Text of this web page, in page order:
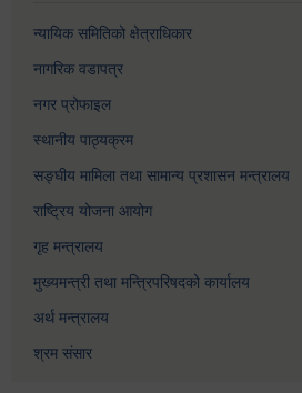
न्यायिक समितिको क्षेत्राधिकार
नागरिक वडापत्र
नगर प्रोफाइल
स्थानीय पाठ्यक्रम
सङ्घीय मामिला तथा सामान्य प्रशासन मन्त्रालय
राष्ट्रिय योजना आयोग
गृह मन्त्रालय
मुख्यमन्त्री तथा मन्त्रिपरिषदको कार्यालय
अर्थ मन्त्रालय
श्रम संसार